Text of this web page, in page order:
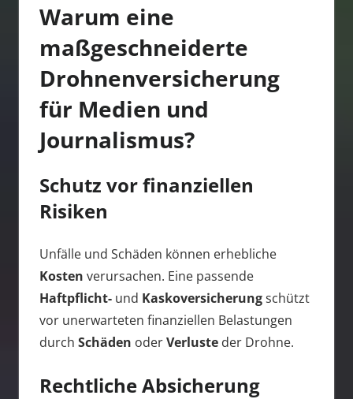
Warum eine
maßgeschneiderte
Drohnenversicherung
für Medien und
Journalismus?
Schutz vor finanziellen
Risiken
Unfälle und Schäden können erhebliche
Kosten verursachen. Eine passende
Haftpflicht-und Kaskoversicherungschützt
vor unerwarteten finanziellen Belastungen
durch Schäden oderVerlusteder Drohne.
Rechtliche Absicherung